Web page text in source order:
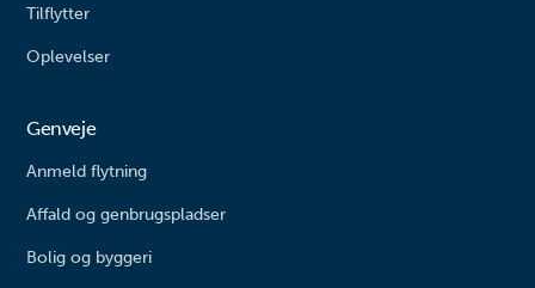
Tilflytter
Oplevelser
Genveje
Anmeld flytning
Affald og genbrugspladser
Bolig og byggeri